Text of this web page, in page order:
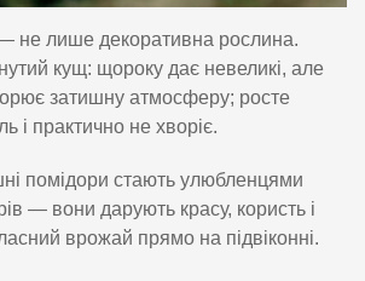
не лише декоративна рослина.
кущ: щороку дає невеликі, але
затишну атмосферу; росте
і практично не хворіє.
помідори стають улюбленцями
— вони дарують красу, користь і
врожай прямо на підвіконні.